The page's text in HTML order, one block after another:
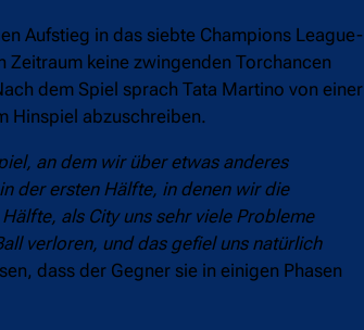
Aufstieg in das siebte Champions League-
Zeitraum keine zwingenden Torchancen
dem Spiel sprach Tata Martino von einer
Hinspiel abzuschreiben.
an dem wir über etwas anderes
der ersten Hälfte, in denen wir die
als City uns sehr viele Probleme
verloren, und das gefiel uns natürlich
dass der Gegner sie in einigen Phasen